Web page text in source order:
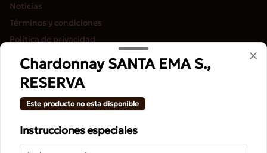
Noticias
Términos y condiciones
Política de privacidad
Redes sociales
Instagram
Facebook
Mi cuenta
Chardonnay SANTA EMA S.,
RESERVA
Este producto no esta disponible
Instrucciones especiales